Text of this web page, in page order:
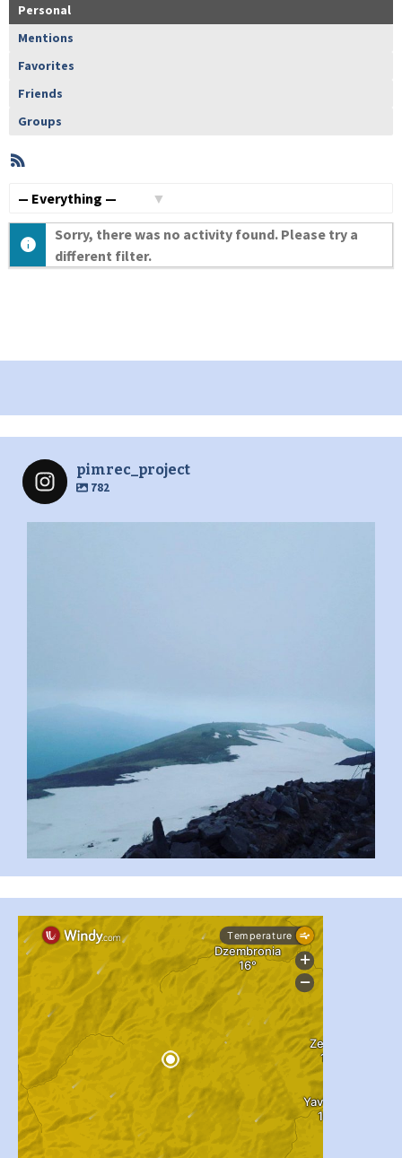
Personal
Mentions
Favorites
Friends
Groups
Member
Activities
Sorry, there was no activity found. Please try a
different filter.
pimrec_project
782
...
pimrec_project